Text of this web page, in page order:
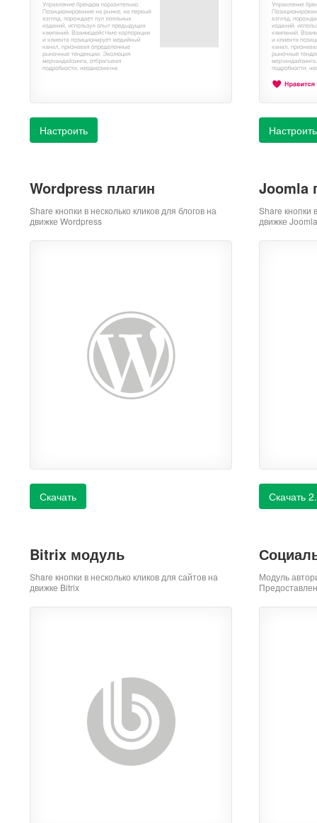
Настроить Настроить
Wordpress плагин
Share кнопки в несколько кликов для блогов на
движке Wordpress
Скачать
Joomla
Share кнопки
движке Joomla
Скачать
Bitrix модуль
Share кнопки в несколько кликов для сайтов на
движке Bitrix
Модуль